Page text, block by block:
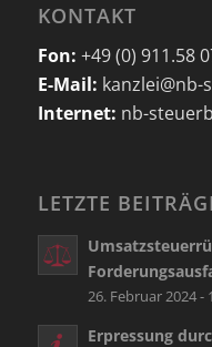
KONTAKT
Fon: +49 (0) 911.58
E-Mail:
Internet: nb-
LETZTE
26. Februar 2024 -
Erpressung